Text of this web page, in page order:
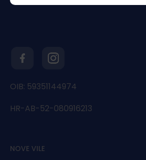
OIB: 59351144974
HR-AB-52-080916213
NOVE VILE